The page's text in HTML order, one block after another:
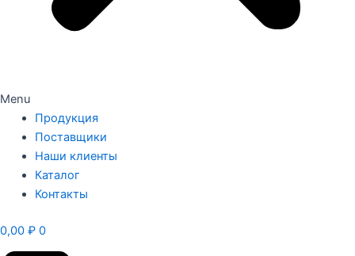
Menu
Продукция
Поставщики
Наши клиенты
Каталог
Контакты
0,00 ₽ 0